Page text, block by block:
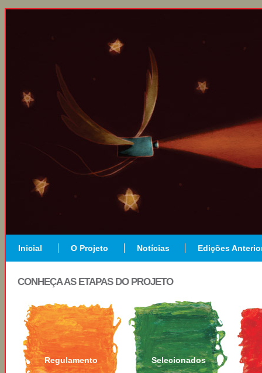
Inicial O Projeto Notícias Edições
CONHEÇA AS ETAPAS DO PROJETO
Regulamento Selecionados